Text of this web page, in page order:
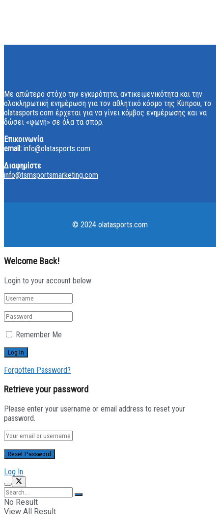
Με απώτερο στόχο την εγκυρότητα, αντικειμενικότητα και την
ολοκληρωτική ενημέρωση για τον αθλητικό κόσμο της Κύπρου, το
olatasports.com έρχεται για να γίνει κόμβος ενημέρωσης και να
δώσει «φωνή» σε όλα τα σπορ.
Επικοινωνία
email: info@olatasports.com
Διαφημίστε
info@tsmsportsmarketing.com
© 2024 olatasports.com
Welcome Back!
Login to your account below
Remember Me
Forgotten Password?
Retrieve your password
Please enter your username or email address to reset your
password.
Log In
No Result
View All Result